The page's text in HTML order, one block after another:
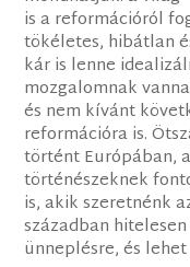
is a reformációról
tökéletes, hibátlan
kár is lenne
mozgalomnak
és nem kívánt
reformációra is.
történt Európában,
történészeknek
is, akik szeretnénk
században
ünneplésre, és